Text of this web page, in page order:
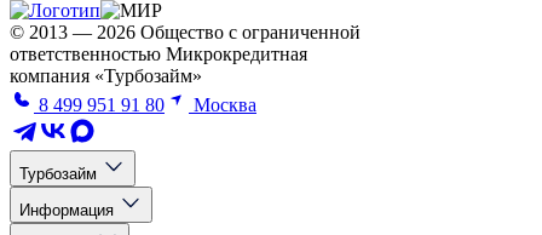
© 2013 — 2026 Общество с ограниченной
ответственностью Микрокредитная
компания «Турбозайм»
8 499 951 91 80
Москва
Турбозайм
Информация